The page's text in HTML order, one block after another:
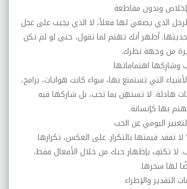
وبدون مقاطعة
الرجل الذي يصغي لها فعلاً، لا الذي يجيب على عجل
أظهر أنك تهتم لما تقول، حتى لو لم تكن
من وجهة نظرك.
وشارِكها اهتماماتها
التي تستمتع بها، سواء كانت هوايات، برامج،
هادئة. لا تستهِن بما تحب، بل شاركها فيه
بها كإنسانة.
اليومي عن الحب
تفقد قيمتها بالتكرار. على العكس، تكرارها
لا تكتفِ بإظهار حبك من خلال الأفعال فقط،
لها سحرها.
التقدير والإطراء